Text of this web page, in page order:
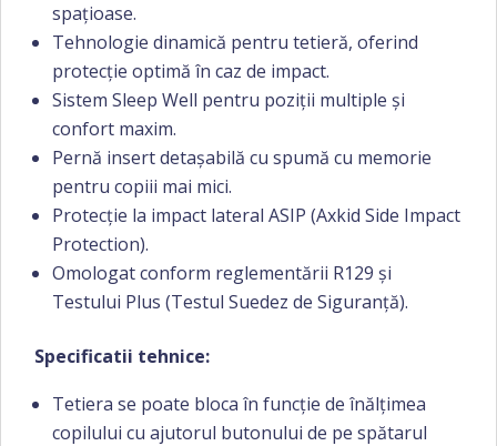
spațioase.
Tehnologie dinamică pentru tetieră, oferind
protecție optimă în caz de impact.
Sistem Sleep Well pentru poziții multiple și
confort maxim.
Pernă insert detașabilă cu spumă cu memorie
pentru copiii mai mici.
Protecție la impact lateral ASIP (Axkid Side Impact
Protection).
Omologat conform reglementării R129 și
Testului Plus (Testul Suedez de Siguranță).
Specificatii tehnice:
Tetiera se poate bloca în funcție de înălțimea
copilului cu ajutorul butonului de pe spătarul